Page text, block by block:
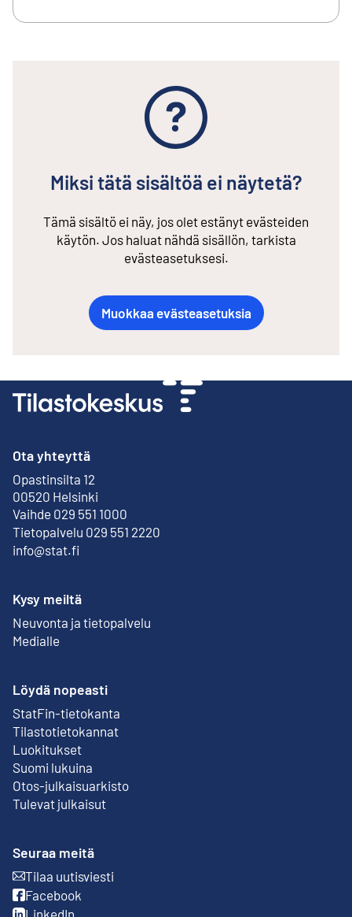
Miksi tätä sisältöä ei näytetä?
Tämä sisältö ei näy, jos olet estänyt evästeiden
käytön. Jos haluat nähdä sisällön, tarkista
evästeasetuksesi.
Muokkaa evästeasetuksia
Ota yhteyttä
Opastinsilta 12
00520 Helsinki
Ulkoinen linkki
Vaihde 029 551 1000
Tietopalvelu 029 551 2220
info@stat.fi
Kysy meiltä
Neuvonta ja tietopalvelu
Medialle
Löydä nopeasti
StatFin-tietokanta
Ulkoinen linkki
Tilastotietokannat
Luokitukset
Suomi lukuina
Otos-julkaisuarkisto
Ulkoinen linkki
Tulevat julkaisut
Seuraa meitä
Tilaa uutisviesti
Ulkoinen linkki
Facebook
Ulkoinen linkki